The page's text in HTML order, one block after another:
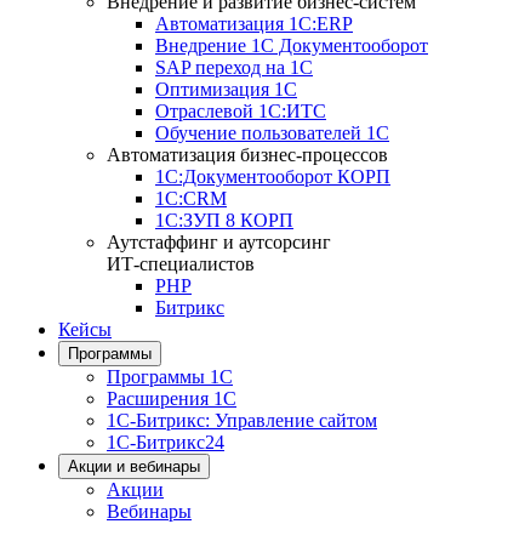
Автоматизация 1С:ERP
Внедрение 1С Документооборот
SAP переход на 1С
Оптимизация 1С
Отраслевой 1С:ИТС
Обучение пользователей 1С
Автоматизация бизнес-процессов
1С:Документооборот КОРП
1С:CRM
1С:ЗУП 8 КОРП
Аутстаффинг и аутсорсинг
ИТ-специалистов
PHP
Битрикс
Кейсы
Программы
Программы 1С
Расширения 1С
1С-Битрикс: Управление сайтом
1С-Битрикс24
Акции и вебинары
Акции
Вебинары